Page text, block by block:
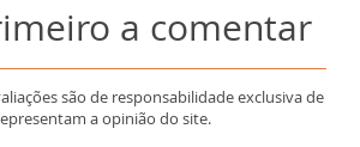
a comentar
são de responsabilidade exclusiva de
a opinião do site.